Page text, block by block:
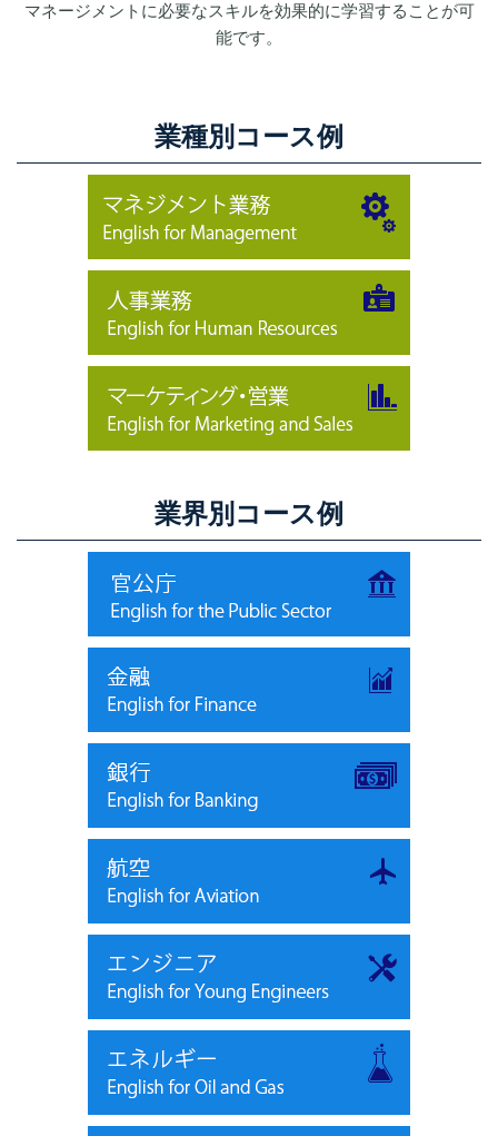
マネージメントに必要なスキルを効果的に学習することが可
能です。
業種別コース例
業界別コース例